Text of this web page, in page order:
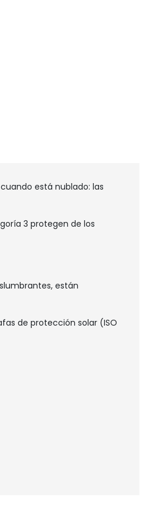
está nublado: las
3 protegen de los
están
de protección solar (ISO